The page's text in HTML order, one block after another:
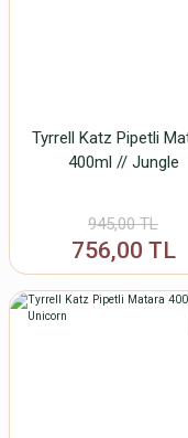
Tyrrell Katz Pipetli
400ml // Jungle
945,00 TL
756,00 TL